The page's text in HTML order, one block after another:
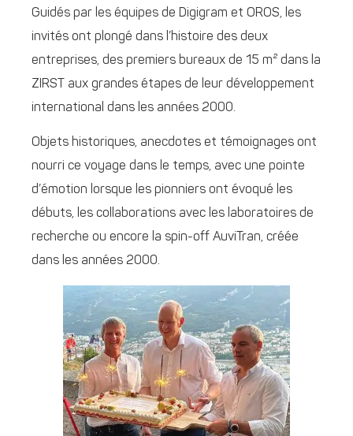
Guidés par les équipes de Digigram et OROS, les
invités ont plongé dans l’histoire des deux
entreprises, des premiers bureaux de 15 m² dans la
ZIRST aux grandes étapes de leur développement
international dans les années 2000.
Objets historiques, anecdotes et témoignages ont
nourri ce voyage dans le temps, avec une pointe
d’émotion lorsque les pionniers ont évoqué les
débuts, les collaborations avec les laboratoires de
recherche ou encore la spin-off AuviTran, créée
dans les années 2000.